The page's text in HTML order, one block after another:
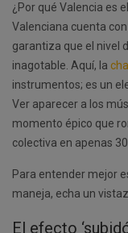
¿Por qué Valencia es
Valenciana cuenta
garantiza que el nivel
inagotable. Aquí, la
instrumentos; es un
Ver aparecer a los
momento épico que
colectiva en apenas
Para entender mejor
maneja, echa un
El efecto